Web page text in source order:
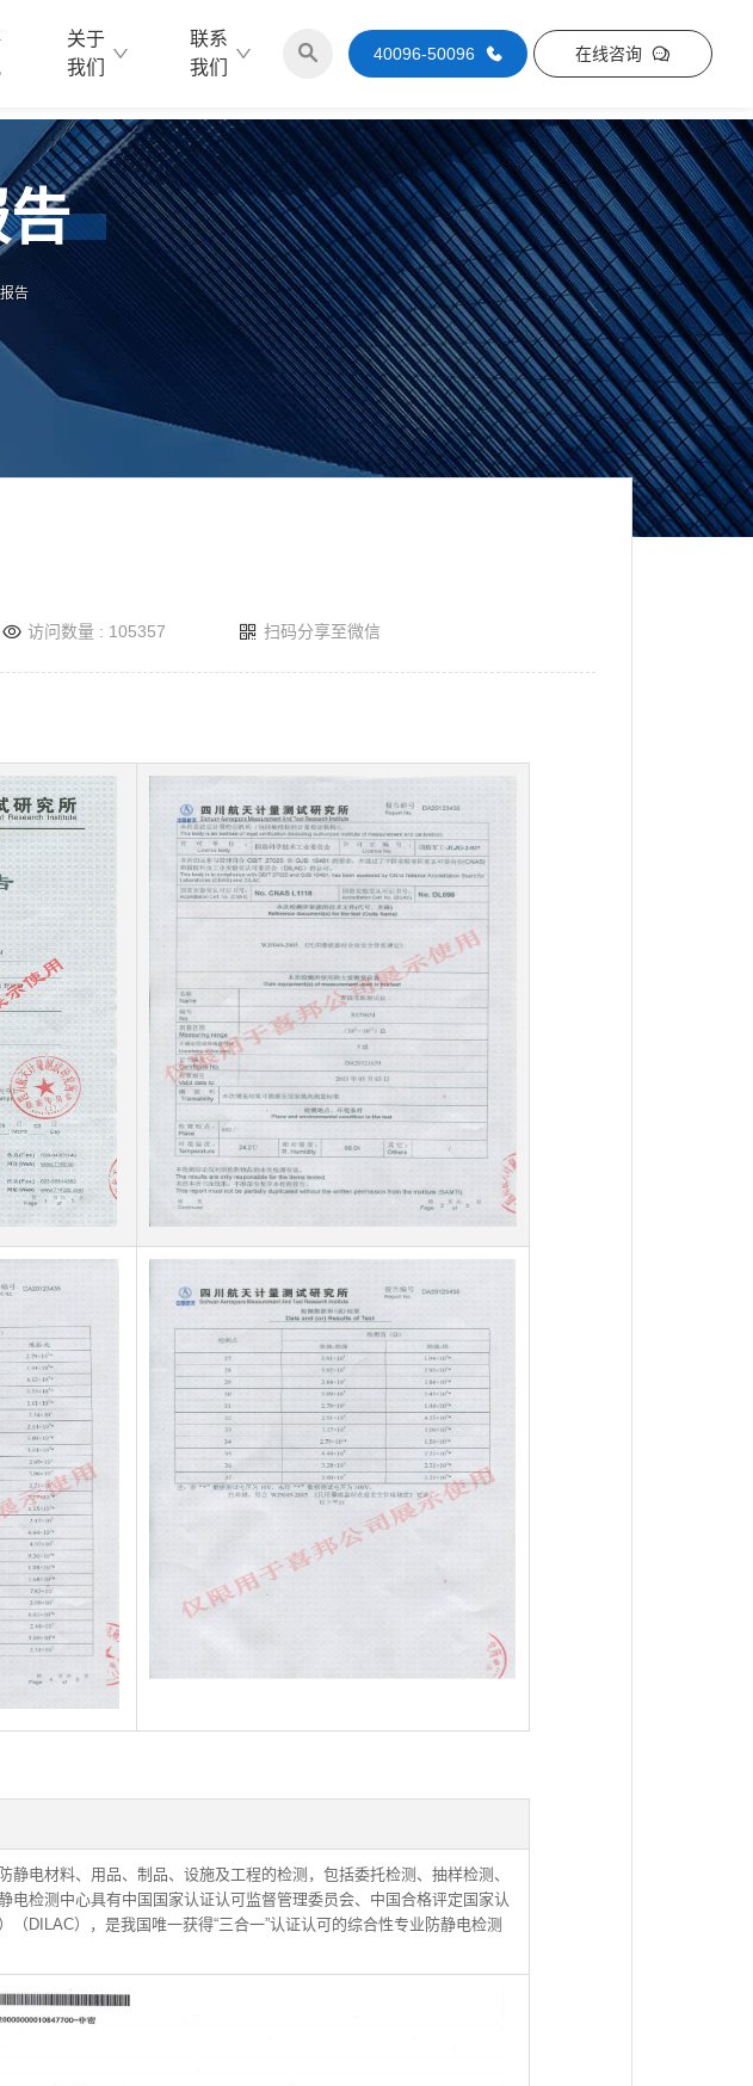
关于
我们
联系
我们
40096-50096 在线咨询
告
访问数量 : 105357 扫码分享至微信
电材料、用品、制品、设施及工程的检测，包括委托检测、抽样检测、
检测中心具有中国国家认证认可监督管理委员会、中国合格评定国家认
DILAC），是我国唯一获得“三合一”认证认可的综合性专业防静电检测